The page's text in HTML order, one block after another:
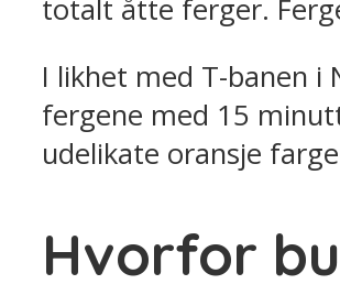
totalt åtte ferger.
I likhet med T-banen i
fergene med 15
udelikate oransje
Hvorfor